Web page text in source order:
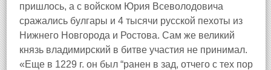
пришлось, а с войском Юрия Всеволодовича
сражались булгары и 4 тысячи русской пехоты из
Нижнего Новгорода и Ростова. Сам же великий
князь владимирский в битве участия не принимал.
«Еще в 1229 г. он был “ранен в зад, отчего с тех пор